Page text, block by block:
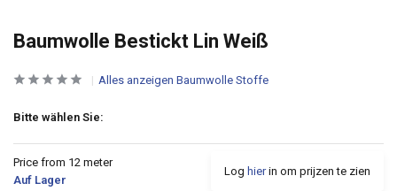
Baumwolle Bestickt Lin Weiß
Alles anzeigen Baumwolle Stoffe
Bitte wählen Sie:
Price from 12 meter
Auf Lager
Log hierin om prijzen te zien